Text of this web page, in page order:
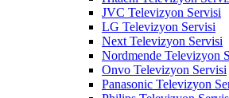
JVC Televizyon Servisi
LG Televizyon Servisi
Next Televizyon Servisi
Nordmende Televizyon
Onvo Televizyon Servisi
Panasonic Televizyon